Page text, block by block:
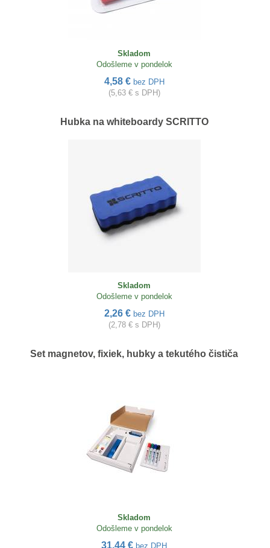
Skladom
Odošleme v pondelok
4,58 € bez DPH
(5,63 € s DPH)
Hubka na whiteboardy SCRITTO
Skladom
Odošleme v pondelok
2,26 € bez DPH
(2,78 € s DPH)
Set magnetov, fixiek, hubky a tekutého čističa
Skladom
Odošleme v pondelok
31,44 € bez DPH